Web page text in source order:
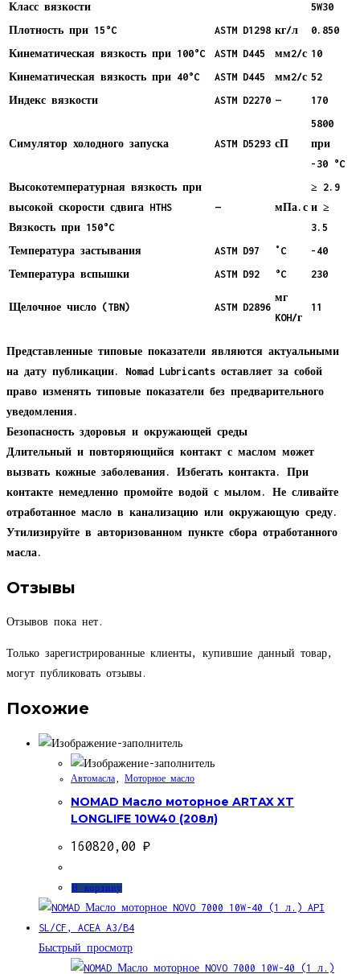
Класс вязкости
5W30
Плотность при 15°C
ASTM D1298 кг/л
0.850
Кинематическая вязкость при 100°C
ASTM D445 мм2/с 10
Кинематическая вязкость при 40°C
ASTM D445 мм2/с 52
Индекс вязкости
ASTM D2270 — 170
Симулятор холодного запуска ASTM D5293 сП
5800
при
-30 °C
Высокотемпературная вязкость при
высокой скорости сдвига HTHS
Вязкость при 150°C
— мПа.с
≥ 2.9
и ≥
3.5
Температура застывания
ASTM D97 ˚C
-40
Температура вспышки
ASTM D92 °C 230
Щелочное число (TBN) ASTM D2896
мг
KOH/г
11
Представленные типовые показатели являются актуальными
на дату публикации. Nomad Lubricants оставляет за собой
право изменять типовые показатели без предварительного
уведомления.
Безопасность здоровья и окружающей среды
Длительный и повторяющийся контакт с маслом может
вызвать кожные заболевания. Избегать контакта. При
контакте немедленно промойте водой с мылом. Не сливайте
отработанное масло в канализацию или окружающую среду.
Утилизируйте в авторизованном пункте сбора отработанного
масла.
Отзывы
Отзывов пока нет.
Только зарегистрированные клиенты, купившие данный товар,
могут публиковать отзывы.
Похожие
Автомасла Моторное масло
NOMAD Масло моторное ARTAX XT
LONGLIFE 10W40 (208л)
160820,00 ₽
В корзину
Быстрый просмотр